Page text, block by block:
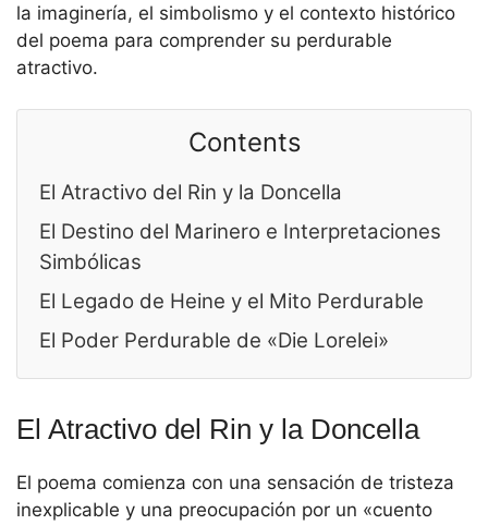
la imaginería, el simbolismo y el contexto histórico
del poema para comprender su perdurable
atractivo.
Contents
El Atractivo del Rin y la Doncella
El Destino del Marinero e Interpretaciones
Simbólicas
El Legado de Heine y el Mito Perdurable
El Poder Perdurable de «Die Lorelei»
El Atractivo del Rin y la Doncella
El poema comienza con una sensación de tristeza
inexplicable y una preocupación por un «cuento